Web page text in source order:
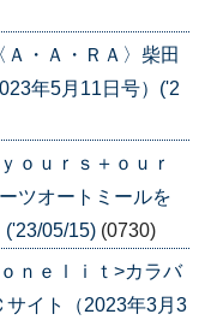
・Ａ・ＲＡ〉柴田
年5月11日号）('2
ｏｕｒｓ＋ｏｕｒ
ツオートミールを
05/15) (0730)
ｎｅｌｉｔ>カラバ
サイト（2023年3月3